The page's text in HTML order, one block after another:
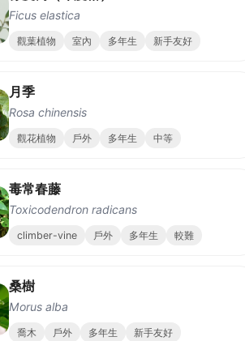
Ficus elastica
觀葉植物 室內 多年生 新手友好
月季
Rosa chinensis
觀花植物 戶外 多年生 中等
毒常春藤
Toxicodendron radicans
climber-vine 戶外 多年生 較難
桑樹
Morus alba
喬木 戶外 多年生 新手友好